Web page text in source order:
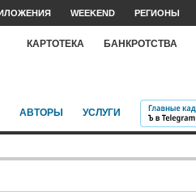
WEEKEND РЕГИОНЫ
КАРТОТЕКА БАНКРОТСТВА
АВТОРЫ УСЛУГИ